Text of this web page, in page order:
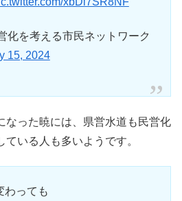
を考える市民ネットワーク
15, 2024
なった暁には、県営水道も民営化
いる人も多いようです。
わっても